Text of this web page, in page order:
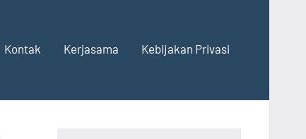
Kontak Kerjasama Kebijakan Privasi